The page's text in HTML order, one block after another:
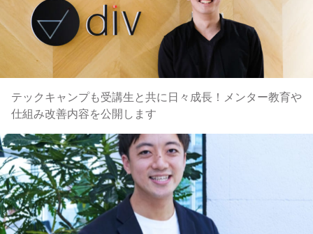
テックキャンプも受講生と共に日々成長！メンター教育や
仕組み改善内容を公開します